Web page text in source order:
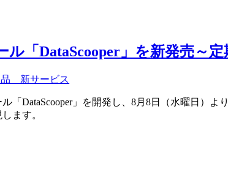
ル「DataScooper」を新発売～
新サービス
「DataScooper」を開発し、8月8日（水曜日）
ます。